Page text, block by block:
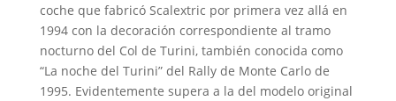
coche que fabricó Scalextric por primera vez allá en
1994 con la decoración correspondiente al tramo
nocturno del Col de Turini, también conocida como
“La noche del Turini” del Rally de Monte Carlo de
1995. Evidentemente supera a la del modelo original